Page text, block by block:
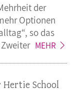
der
Optionen
so das
Zweiter MEHR
School